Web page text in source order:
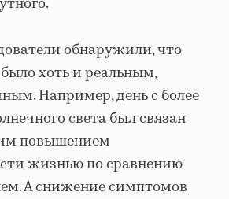
обнаружили, что
хоть и реальным,
Например, день с более
света был связан
повышением
жизнью по сравнению
А снижение симптомов